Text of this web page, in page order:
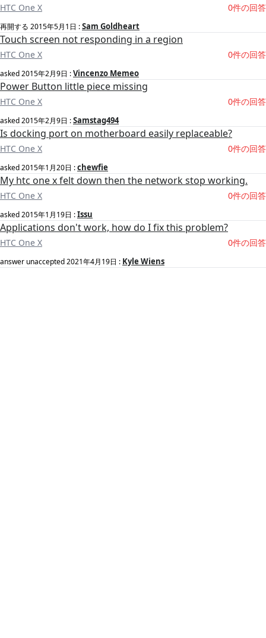
HTC One X 0件の回答
再開する 2015年5月1日 :Sam Goldheart
Touch screen not responding in a region
HTC One X 0件の回答
asked2015年2月9日 :Vincenzo Memeo
Power Button little piece missing
HTC One X 0件の回答
asked2015年2月9日 :Samstag494
Is docking port on motherboard easily replaceable?
HTC One X 0件の回答
asked2015年1月20日 :chewfie
My htc one x felt down then the network stop working.
HTC One X 0件の回答
asked2015年1月19日 :Issu
Applications don't work, how do I fix this problem?
HTC One X 0件の回答
answer unaccepted2021年4月19日 : Kyle Wiens